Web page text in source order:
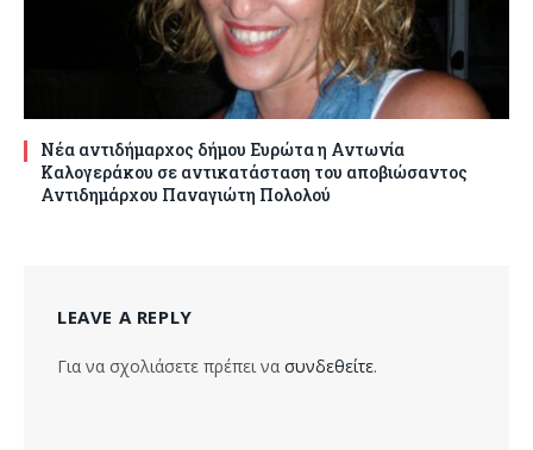
Νέα αντιδήμαρχος δήμου Ευρώτα η Αντωνία
Καλογεράκου σε αντικατάσταση του αποβιώσαντος
Αντιδημάρχου Παναγιώτη Πολολού
LEAVE A REPLY
Για να σχολιάσετε πρέπει να συνδεθείτε.